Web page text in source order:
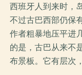
西班牙人到来时，
不过古巴西部仍保
作者粗暴地压平进
的是，古巴从来不
布景板。它有层次